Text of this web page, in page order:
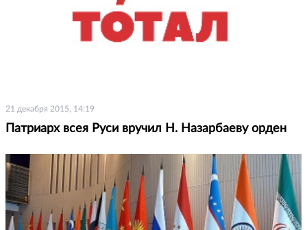
21 декабря 2015, 14:19
Патриарх всея Руси вручил Н. Назарбаеву орден